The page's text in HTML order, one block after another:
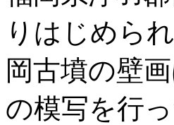
りはじめら
岡古墳の壁
の模写を行